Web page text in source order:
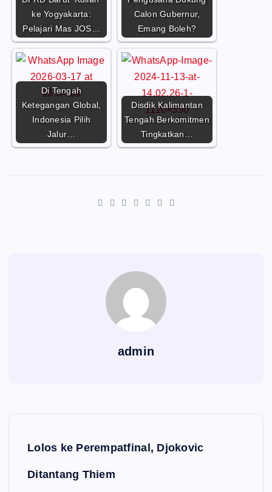
ke Yogyakarta:
Pelajari Mas JOS…
Calon Gubernur,
Emang Boleh?
Di Tengah
Ketegangan Global,
Indonesia Pilih
Jalur…
Disdik Kalimantan
Tengah Berkomitmen
Tingkatkan…
admin
Lolos ke Perempatfinal, Djokovic
Ditantang Thiem